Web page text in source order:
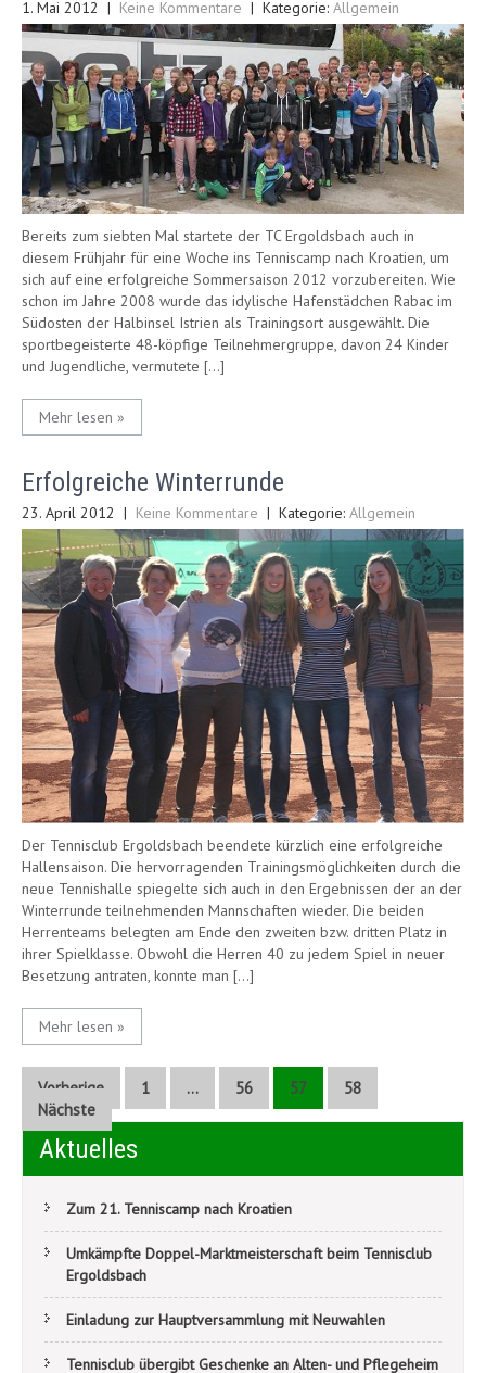
1. Mai 2012 | Keine Kommentare | Kategorie: Allgemein
Bereits zum siebten Mal startete der TC Ergoldsbach auch in
diesem Frühjahr für eine Woche ins Tenniscamp nach Kroatien, um
sich auf eine erfolgreiche Sommersaison 2012 vorzubereiten. Wie
schon im Jahre 2008 wurde das idylische Hafenstädchen Rabac im
Südosten der Halbinsel Istrien als Trainingsort ausgewählt. Die
sportbegeisterte 48-köpfige Teilnehmergruppe, davon 24 Kinder
und Jugendliche, vermutete […]
Mehr lesen »
Erfolgreiche Winterrunde
23. April 2012 | Keine Kommentare | Kategorie: Allgemein
Der Tennisclub Ergoldsbach beendete kürzlich eine erfolgreiche
Hallensaison. Die hervorragenden Trainingsmöglichkeiten durch die
neue Tennishalle spiegelte sich auch in den Ergebnissen der an der
Winterrunde teilnehmenden Mannschaften wieder. Die beiden
Herrenteams belegten am Ende den zweiten bzw. dritten Platz in
ihrer Spielklasse. Obwohl die Herren 40 zu jedem Spiel in neuer
Besetzung antraten, konnte man […]
Mehr lesen »
Beitragsnavigation
Vorherige 1 … 56 57
58
Nächste
Aktuelles
Zum 21. Tenniscamp nach Kroatien
Umkämpfte Doppel-Marktmeisterschaft beim Tennisclub
Ergoldsbach
Einladung zur Hauptversammlung mit Neuwahlen
Tennisclub übergibt Geschenke an Alten- und Pflegeheim